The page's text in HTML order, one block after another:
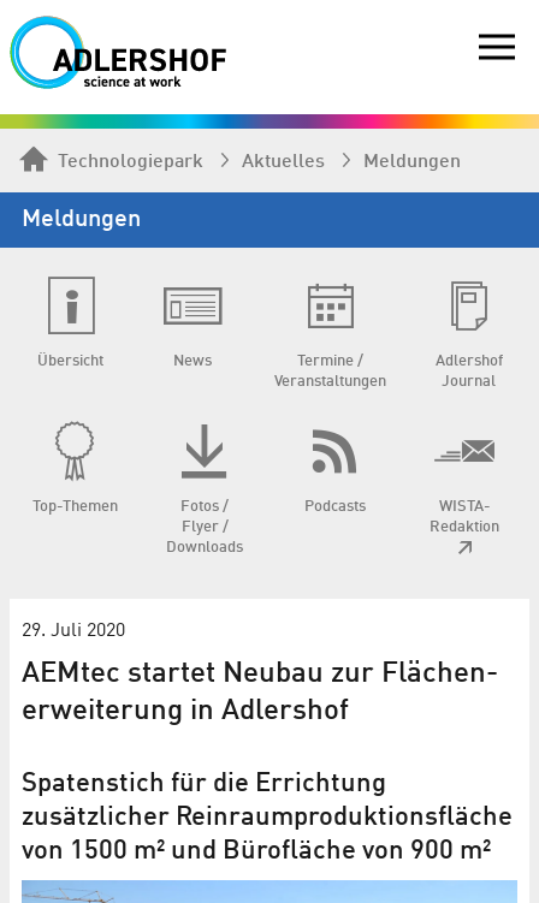
Technologiepark Aktuelles Meldungen
Meldungen
Übersicht News
Termine /
Veranstaltungen
Adlershof
Journal
Top-Themen
Fotos /
Flyer /
Downloads
Podcasts
WISTA-
Redaktion
29. Juli 2020
AEMtec startet Neubau zur Flächen­
erweiterung in Adlershof
Spatenstich für die Errichtung
zusätzlicher Reinraum­produktions­fläche
von 1500 m² und Bürofläche von 900 m²